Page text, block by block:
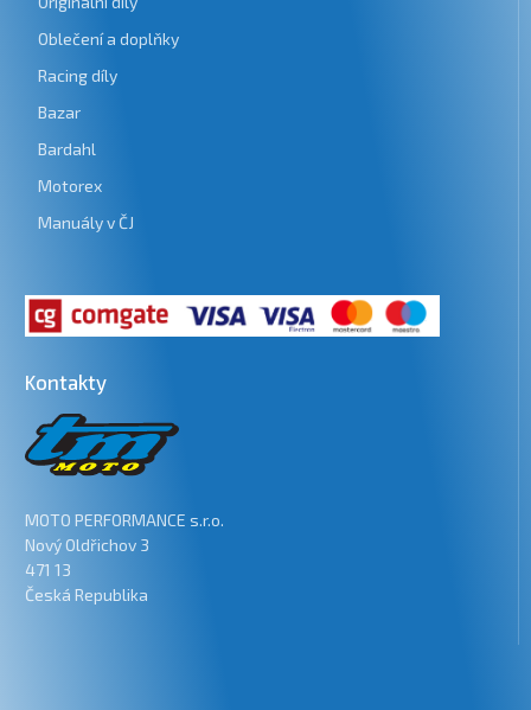
Oblečení a doplňky
Racing díly
Bazar
Bardahl
Motorex
Manuály v ČJ
Kontakty
MOTO PERFORMANCE s.r.o.
Nový Oldřichov 3
471 13
Česká Republika